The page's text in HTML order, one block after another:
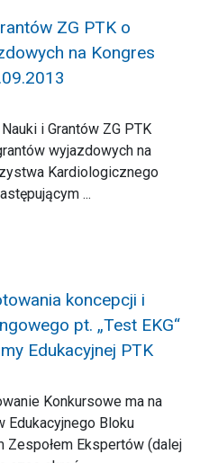
ZG PTK o
na Kongres
i Grantów ZG PTK
wyjazdowych na
Kardiologicznego
...
koncepcji i
pt. „Test EKG“
Edukacyjnej PTK
Konkursowe ma na
Edukacyjnego Bloku
Ekspertów (dalej